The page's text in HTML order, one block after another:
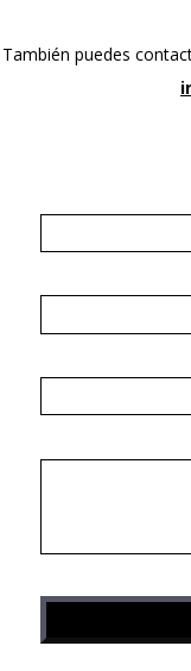
También puedes